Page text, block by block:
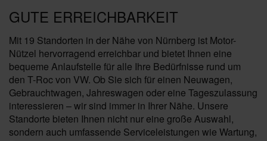
GUTE ERREICHBARKEIT
Mit 19 Standorten in der Nähe von Nürnberg ist Motor-
Nützel hervorragend erreichbar und bietet Ihnen eine
bequeme Anlaufstelle für alle Ihre Bedürfnisse rund um
den T-Roc von VW. Ob Sie sich für einen Neuwagen,
Gebrauchtwagen, Jahreswagen oder eine Tageszulassung
interessieren – wir sind immer in Ihrer Nähe. Unsere
Standorte bieten Ihnen nicht nur eine große Auswahl,
sondern auch umfassende Serviceleistungen wie Wartung,